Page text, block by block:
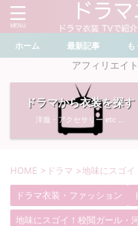
＼ ドラマ・芸能人を検索 ／
おすすめ検索ワード
川口春奈
・石原さとみ
・菜々緒
ホーム 最新記事 も
アフィリエイ
ドラマから衣装を探す
洋服・アクセサリー etc ...
HOME > ドラマ >地味にスゴイ
ドラマ衣装・ファッション
地味にスゴイ！校閲ガール・